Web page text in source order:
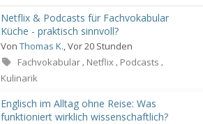
Netflix & Podcasts für Fachvokabular
Küche - praktisch sinnvoll?
Von Thomas K., Vor 20 Stunden
Fachvokabular, Netflix, Podcasts,
Kulinarik
Englisch im Alltag ohne Reise: Was
funktioniert wirklich wissenschaftlich?